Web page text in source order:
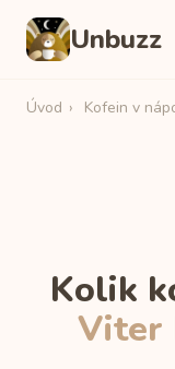
Unbuzz
Úvod › Kofein v
Kolik
Viter